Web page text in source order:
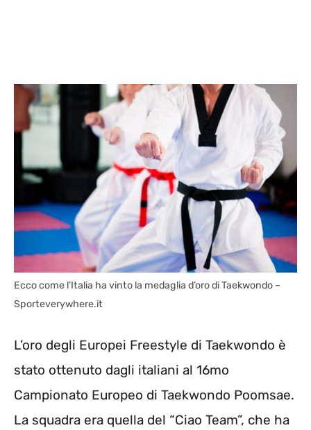
Ecco come l’Italia ha vinto la medaglia d’oro di Taekwondo –
Sporteverywhere.it
L’oro degli Europei Freestyle di Taekwondo è
stato ottenuto dagli italiani al 16mo
Campionato Europeo di Taekwondo Poomsae.
La squadra era quella del “Ciao Team”, che ha